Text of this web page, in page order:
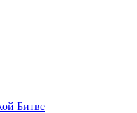
Битве